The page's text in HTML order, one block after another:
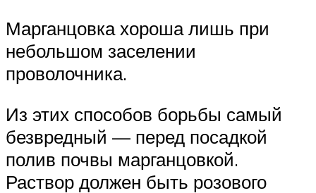
Марганцовка хороша лишь при
небольшом заселении
проволочника.
Из этих способов борьбы самый
безвредный — перед посадкой
полив почвы марганцовкой.
Раствор должен быть розового